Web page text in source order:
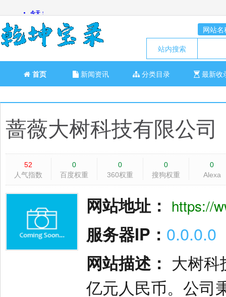
网站名
站内搜索
首页 新闻资讯 分类目录 最新收
蔷薇大树科技有限公司
52
人气指数
0
百度权重
0
360权重
0
搜狗权重
0
Alexa
网站地址： https://
服务器IP： 0.0.0.0
网站描述： 大树
亿元人民币。公司